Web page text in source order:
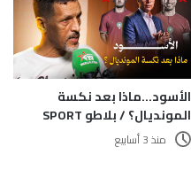
الأسود…ماذا بعد نكسة
المونديال؟ / بلاطو SPORT
منذ 3 أسابيع